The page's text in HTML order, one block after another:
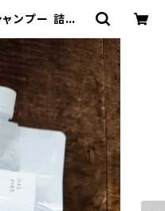
ンプー 詰替 1